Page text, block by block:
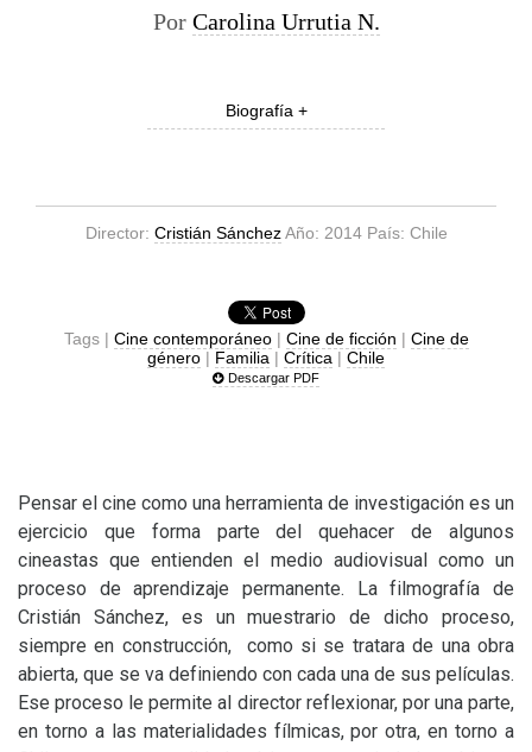
Por Carolina Urrutia N.
Biografía +
Director: Cristián SánchezAño: 2014 País: Chile
Tags | Cine contemporáneo| Cine de ficción | Cine de
género | Familia | Crítica | Chile
Descargar PDF
Pensar el cine como una herramienta de investigación es un
ejercicio que forma parte del quehacer de algunos
cineastas que entienden el medio audiovisual como un
proceso de aprendizaje permanente. La filmografía de
Cristián Sánchez, es un muestrario de dicho proceso,
siempre en construcción, como si se tratara de una obra
abierta, que se va definiendo con cada una de sus películas.
Ese proceso le permite al director reflexionar, por una parte,
en torno a las materialidades fílmicas, por otra, en torno a